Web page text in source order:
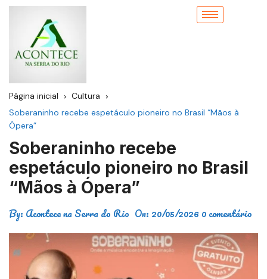
Página inicial
Cultura
Soberaninho recebe espetáculo pioneiro no Brasil “Mãos à
Ópera”
Soberaninho recebe
espetáculo pioneiro no Brasil
“Mãos à Ópera”
By: Acontece na Serra do Rio On: 20/05/20260 comentário